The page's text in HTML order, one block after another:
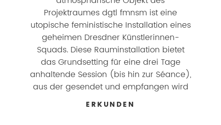
Projektraumes dgtl fmnsm ist eine
utopische feministische Installation eines
geheimen Dresdner Künstlerinnen-
Squads. Diese Rauminstallation bietet
das Grundsetting für eine drei Tage
anhaltende Session (bis hin zur Séance),
aus der gesendet und empfangen wird
ERKUNDEN